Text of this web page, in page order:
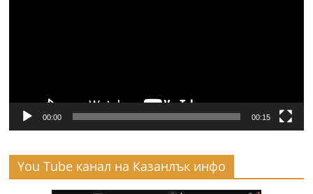
00:00 00:15
You Tube канал на Казанлък инфо